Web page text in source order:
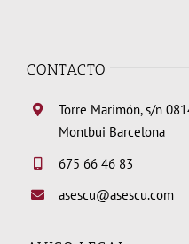
CONTACTO
Torre Marimón, s/n
Montbui Barcelona
675 66 46 83
asescu@asescu.com